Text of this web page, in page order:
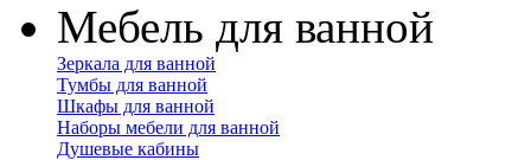
Мебель для ванной
Зеркала для ванной
Тумбы для ванной
Шкафы для ванной
Наборы мебели для ванной
Душевые кабины